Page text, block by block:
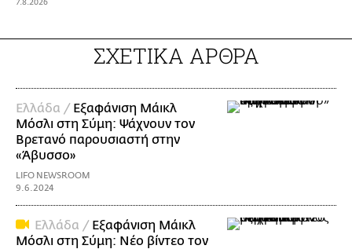
7.8.2026
ΣΧΕΤΙΚΑ ΑΡΘΡΑ
Ελλάδα / Εξαφάνιση Μάικλ
Μόσλι στη Σύμη: Ψάχνουν τον
Βρετανό παρουσιαστή στην
«Άβυσσο»
LIFO NEWSROOM
9.6.2024
Ελλάδα / Εξαφάνιση Μάικλ
Μόσλι στη Σύμη: Νέο βίντεο τον